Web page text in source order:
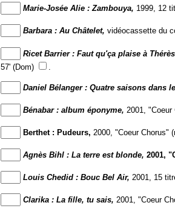
Marie-Josée Alie : Zambouya, 1999, 12
Barbara : Au Châtelet, vidéocassette du
Ricet Barrier : Faut qu'ça plaise à
57' (Dom)
.
Daniel Bélanger : Quatre saisons dans
Bénabar : album éponyme, 2001, "Coeur
Berthet : Pudeurs, 2000, "Coeur Chorus"
Agnès Bihl : La terre est blonde, 2001,
Louis Chedid : Bouc Bel Air, 2001, 15
Clarika : La fille, tu sais, 2001, "Coeur